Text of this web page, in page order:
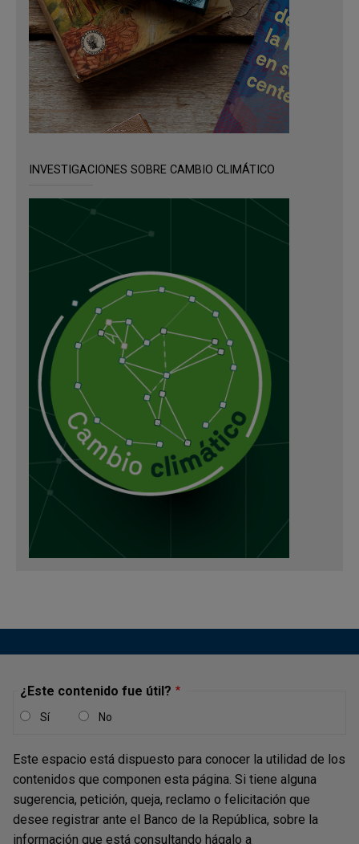
INVESTIGACIONES SOBRE CAMBIO CLIMÁTICO
¿Este contenido fue útil?
Sí No
Este espacio está dispuesto para conocer la utilidad de los
contenidos que componen esta página. Si tiene alguna
sugerencia, petición, queja, reclamo o felicitación que
desee registrar ante el Banco de la República, sobre la
información que está consultando hágalo a